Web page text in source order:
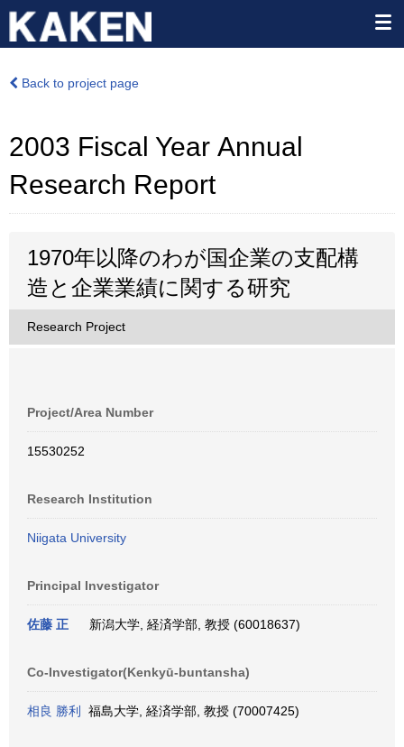
Back to project page
2003 Fiscal Year Annual
Research Report
1970年以降のわが国企業の支配構
造と企業業績に関する研究
Research Project
Project/Area Number
15530252
Research Institution
Niigata University
Principal Investigator
佐藤 正 新潟大学, 経済学部, 教授 (60018637)
Co-Investigator(Kenkyū-buntansha)
相良 勝利 福島大学, 経済学部, 教授 (70007425)